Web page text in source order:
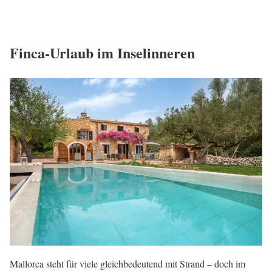
Finca-Urlaub im Inselinneren
Mallorca steht für viele gleichbedeutend mit Strand – doch im